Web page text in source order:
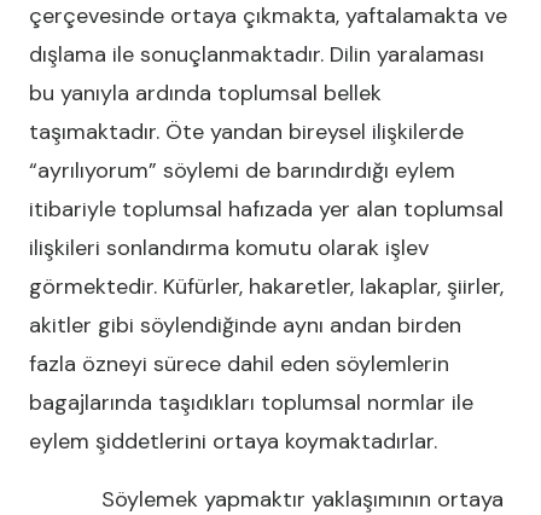
çerçevesinde ortaya çıkmakta, yaftalamakta ve
dışlama ile sonuçlanmaktadır. Dilin yaralaması
bu yanıyla ardında toplumsal bellek
taşımaktadır. Öte yandan bireysel ilişkilerde
“ayrılıyorum” söylemi de barındırdığı eylem
itibariyle toplumsal hafızada yer alan toplumsal
ilişkileri sonlandırma komutu olarak işlev
görmektedir. Küfürler, hakaretler, lakaplar, şiirler,
akitler gibi söylendiğinde aynı andan birden
fazla özneyi sürece dahil eden söylemlerin
bagajlarında taşıdıkları toplumsal normlar ile
eylem şiddetlerini ortaya koymaktadırlar.
Söylemek yapmaktır yaklaşımının ortaya